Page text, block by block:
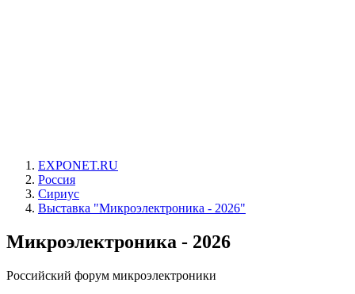
EXPONET.RU
Россия
Сириус
Выставка "Микроэлектроника - 2026"
Микроэлектроника - 2026
Российский форум микроэлектроники